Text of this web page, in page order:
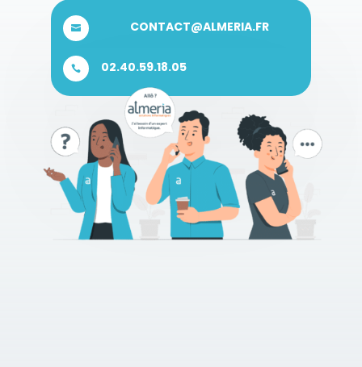
 CONTACT@ALMERIA.FR
 02.40.59.18.05